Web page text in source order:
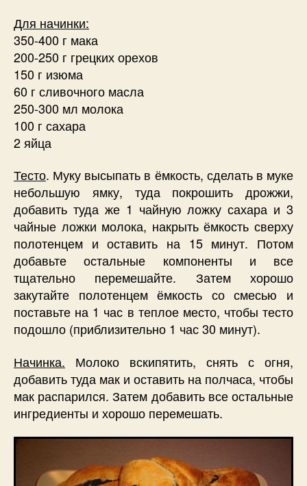
Для начинки:
350-400 г мака
200-250 г грецких орехов
150 г изюма
60 г сливочного масла
250-300 мл молока
100 г сахара
2 яйца
Тесто. Муку высыпать в ёмкость, сделать в муке
небольшую ямку, туда покрошить дрожжи,
добавить туда же 1 чайную ложку сахара и 3
чайные ложки молока, накрыть ёмкость сверху
полотенцем и оставить на 15 минут. Потом
добавьте остальные компоненты и все
тщательно перемешайте. Затем хорошо
закутайте полотенцем ёмкость со смесью и
поставьте на 1 час в теплое место, чтобы тесто
подошло (приблизительно 1 час 30 минут).
Начинка. Молоко вскипятить, снять с огня,
добавить туда мак и оставить на полчаса, чтобы
мак распарился. Затем добавить все остальные
ингредиенты и хорошо перемешать.